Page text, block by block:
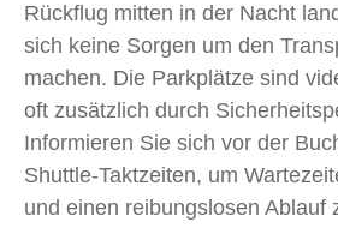
Rückflug mitten in der Nacht
sich keine Sorgen um den
machen. Die Parkplätze sind
oft zusätzlich durch
Informieren Sie sich vor der
Shuttle-Taktzeiten, um
und einen reibungslosen Ablauf